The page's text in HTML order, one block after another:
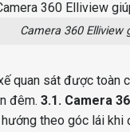
Camera 360
quan sát được toàn
đêm. 3.1. Camera
theo góc lái khi